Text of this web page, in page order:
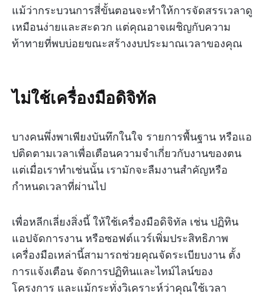
แม้ว่ากระบวนการสี่ขั้นตอนจะทำให้การจัดสรรเวลาดู
เหมือนง่ายและสะดวก แต่คุณอาจเผชิญกับความ
ท้าทายที่พบบ่อยขณะสร้างงบประมาณเวลาของคุณ
ไม่ใช้เครื่องมือดิจิทัล
บางคนพึ่งพาเพียงบันทึกในใจ รายการพื้นฐาน หรือแอ
ปติดตามเวลาเพื่อเตือนความจำเกี่ยวกับงานของตน
แต่เมื่อเราทำเช่นนั้น เรามักจะลืมงานสำคัญหรือ
กำหนดเวลาที่ผ่านไป
เพื่อหลีกเลี่ยงสิ่งนี้ ให้ใช้เครื่องมือดิจิทัล เช่น ปฏิทิน
แอปจัดการงาน หรือซอฟต์แวร์เพิ่มประสิทธิภาพ
เครื่องมือเหล่านี้สามารถช่วยคุณจัดระเบียบงาน ตั้ง
การแจ้งเตือน จัดการปฏิทินและไทม์ไลน์ของ
โครงการ และแม้กระทั่งวิเคราะห์ว่าคุณใช้เวลา